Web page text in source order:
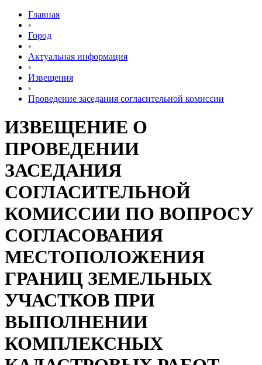
Главная
›
Город
›
Актуальная информация
›
Извещения
›
Проведение заседания согласительной комиссии
ИЗВЕЩЕНИЕ О
ПРОВЕДЕНИИ
ЗАСЕДАНИЯ
СОГЛАСИТЕЛЬНОЙ
КОМИССИИ ПО ВОПРОСУ
СОГЛАСОВАНИЯ
МЕСТОПОЛОЖЕНИЯ
ГРАНИЦ ЗЕМЕЛЬНЫХ
УЧАСТКОВ ПРИ
ВЫПОЛНЕНИИ
КОМПЛЕКСНЫХ